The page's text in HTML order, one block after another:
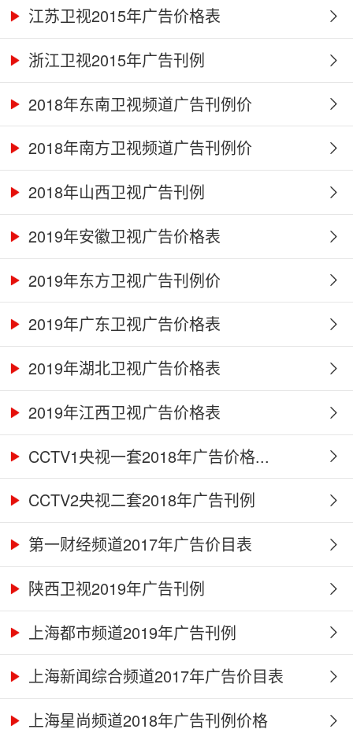
江苏卫视2015年广告价格表
浙江卫视2015年广告刊例
2018年东南卫视频道广告刊例价
2018年南方卫视频道广告刊例价
2018年山西卫视广告刊例
2019年安徽卫视广告价格表
2019年东方卫视广告刊例价
2019年广东卫视广告价格表
2019年湖北卫视广告价格表
2019年江西卫视广告价格表
CCTV1央视一套2018年广告价格...
CCTV2央视二套2018年广告刊例
第一财经频道2017年广告价目表
陕西卫视2019年广告刊例
上海都市频道2019年广告刊例
上海新闻综合频道2017年广告价目表
上海星尚频道2018年广告刊例价格